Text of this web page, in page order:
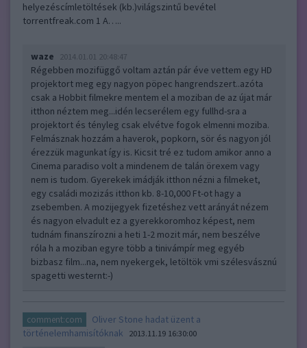
helyezéscímletöltések (kb.)világszintű bevétel
torrentfreak.com 1 A…..
waze 2014.01.01 20:48:47
Régebben mozifüggő voltam aztán pár éve vettem egy HD
projektort meg egy nagyon pöpec hangrendszert..azóta
csak a Hobbit filmekre mentem el a moziban de az újat már
itthon néztem meg...idén lecserélem egy fullhd-sra a
projektort és tényleg csak elvétve fogok elmenni moziba.
Felmásznak hozzám a haverok, popkorn, sör és nagyon jól
érezzük magunkat így is. Kicsit tré ez tudom amikor anno a
Cinema paradiso volt a mindenem de talán örexem vagy
nem is tudom. Gyerekek imádják itthon nézni a filmeket,
egy családi mozizás itthon kb. 8-10,000 Ft-ot hagy a
zsebemben. A mozijegyek fizetéshez vett arányát nézem
és nagyon elvadult ez a gyerekkoromhoz képest, nem
tudnám finanszírozni a heti 1-2 mozit már, nem beszélve
róla h a moziban egyre több a tinivámpír meg egyéb
bizbasz film...na, nem nyekergek, letöltök vmi szélesvásznú
spagetti westernt:-)
comment:com
Oliver Stone hadat üzent a
történelemhamisítóknak
2013.11.19 16:30:00